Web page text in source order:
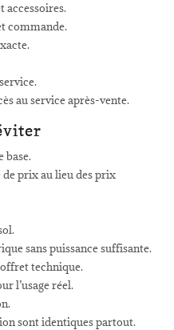
accessoires.
commande.
au service après-vente.
base.
prix au lieu des prix
sans puissance suffisante.
technique.
l’usage réel.
sont identiques partout.